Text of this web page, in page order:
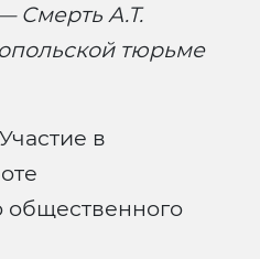
Смерть А.Т.
тюрьме
в